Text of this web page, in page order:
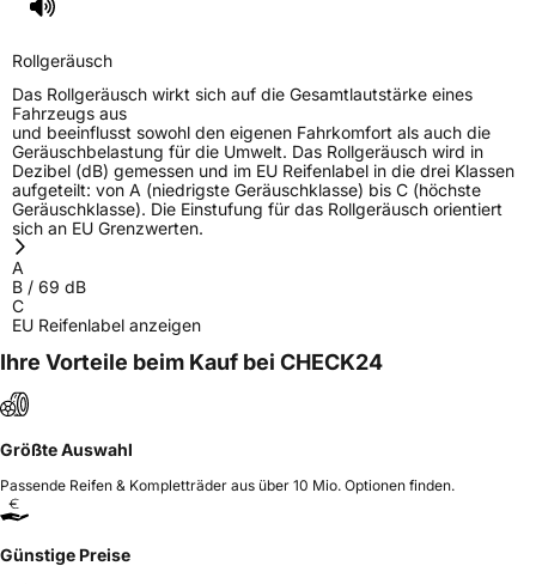
Rollgeräusch
Das Rollgeräusch wirkt sich auf die Gesamtlautstärke eines
Fahrzeugs aus
und beeinflusst sowohl den eigenen Fahrkomfort als auch die
Geräuschbelastung für die Umwelt. Das Rollgeräusch wird in
Dezibel (dB) gemessen und im EU Reifenlabel in die drei Klassen
aufgeteilt: von A (niedrigste Geräuschklasse) bis C (höchste
Geräuschklasse). Die Einstufung für das Rollgeräusch orientiert
sich an EU Grenzwerten.
A
B / 69 dB
C
EU Reifenlabel anzeigen
Ihre Vorteile beim Kauf bei CHECK24
Größte Auswahl
Passende Reifen & Kompletträder aus über 10 Mio. Optionen finden.
Günstige Preise